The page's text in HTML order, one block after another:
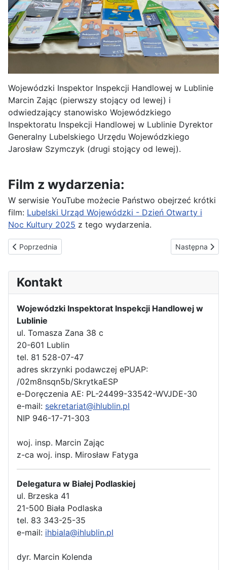
Wojewódzki Inspektor Inspekcji Handlowej w Lublinie
Marcin Zając (pierwszy stojący od lewej) i
odwiedzający stanowisko Wojewódzkiego
Inspektoratu Inspekcji Handlowej w Lublinie Dyrektor
Generalny Lubelskiego Urzędu Wojewódzkiego
Jarosław Szymczyk (drugi stojący od lewej).
Film z wydarzenia:
W serwisie YouTube możecie Państwo obejrzeć krótki
film: Lubelski Urząd Wojewódzki - Dzień Otwarty i
Noc Kultury 2025 z tego wydarzenia.
Poprzednia strona: W barze, knajpie, restauracji – kontrola
Poprzednia Następna
Następna
Kontakt
Wojewódzki Inspektorat Inspekcji Handlowej w
Lublinie
ul. Tomasza Zana 38 c
20-601 Lublin
tel. 81 528-07-47
adres skrzynki podawczej ePUAP:
/02m8nsqn5b/SkrytkaESP
e-Doręczenia AE: PL-24499-33542-WVJDE-30
e-mail: sekretariat@ihlublin.pl
NIP 946-17-71-303
woj. insp. Marcin Zając
z-ca woj. insp. Mirosław Fatyga
Delegatura w Białej Podlaskiej
ul. Brzeska 41
21-500 Biała Podlaska
tel. 83 343-25-35
e-mail: ihbiala@ihlublin.pl
dyr. Marcin Kolenda